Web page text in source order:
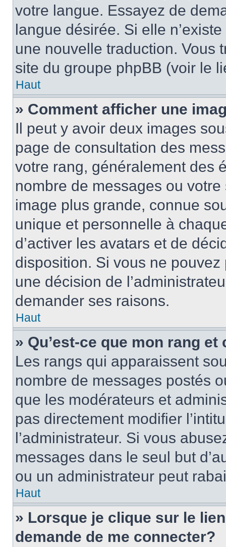
votre langue. Essayez de
langue désirée. Si elle
une nouvelle traduction. Vous
site du groupe phpBB (voir le
Haut
» Comment afficher une
Il peut y avoir deux images
page de consultation des
votre rang, généralement des
nombre de messages ou
image plus grande, connue
unique et personnelle à
d’activer les avatars et de
disposition. Si vous ne pouvez
une décision de
demander ses raisons.
Haut
» Qu’est-ce que mon rang
Les rangs qui apparaissent
nombre de messages postés
que les modérateurs et
pas directement modifier
l’administrateur. Si vous
messages dans le seul but
ou un administrateur peut
Haut
» Lorsque je clique sur le
demande de me connecter?